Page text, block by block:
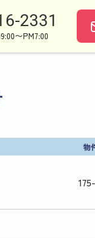
2331
〜PM7:00
物
175-